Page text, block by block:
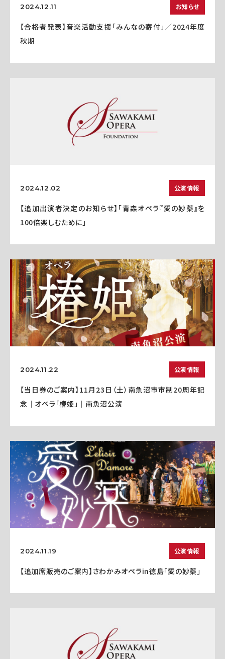
2024.12.11 お知らせ
【合格者発表】音楽活動支援「みんなの寄付」／2024年度
秋期
2024.12.02 公演情報
【追加出演者決定のお知らせ】「青森オペラ『愛の妙薬』を
100倍楽しむために」
2024.11.22 公演情報
【当日券のご案内】11月23日（土）南魚沼市市制20周年記
念｜オペラ「椿姫」｜南魚沼公演
2024.11.19 公演情報
【追加席販売のご案内】さわかみオペラin徳島「愛の妙薬」